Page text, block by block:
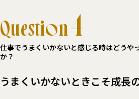
Question4
仕事でうまくいかないと感じる時はどうや
か？
うまくいかないときこそ成長